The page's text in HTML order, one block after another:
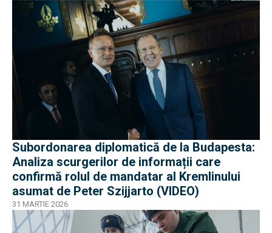
Subordonarea diplomatică de la Budapesta:
Analiza scurgerilor de informații care
confirmă rolul de mandatar al Kremlinului
asumat de Peter Szijjarto (VIDEO)
31 MARTIE 2026